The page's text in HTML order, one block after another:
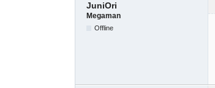
JuniOri
Megaman
Offline